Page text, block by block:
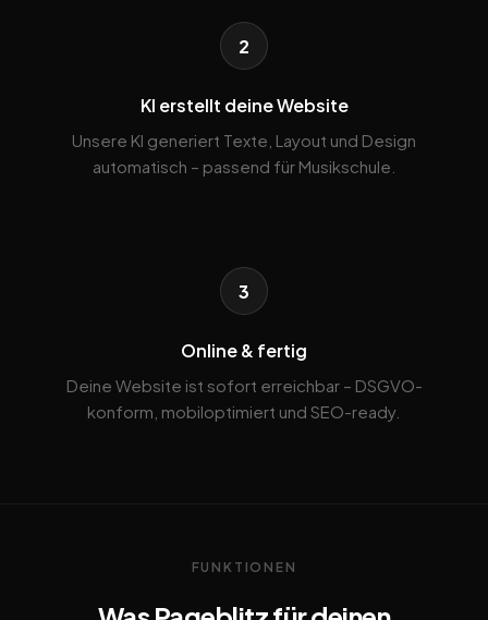
2
KI erstellt deine Website
Unsere KI generiert Texte, Layout und Design
automatisch – passend für Musikschule.
3
Online & fertig
Deine Website ist sofort erreichbar – DSGVO-
konform, mobiloptimiert und SEO-ready.
FUNKTIONEN